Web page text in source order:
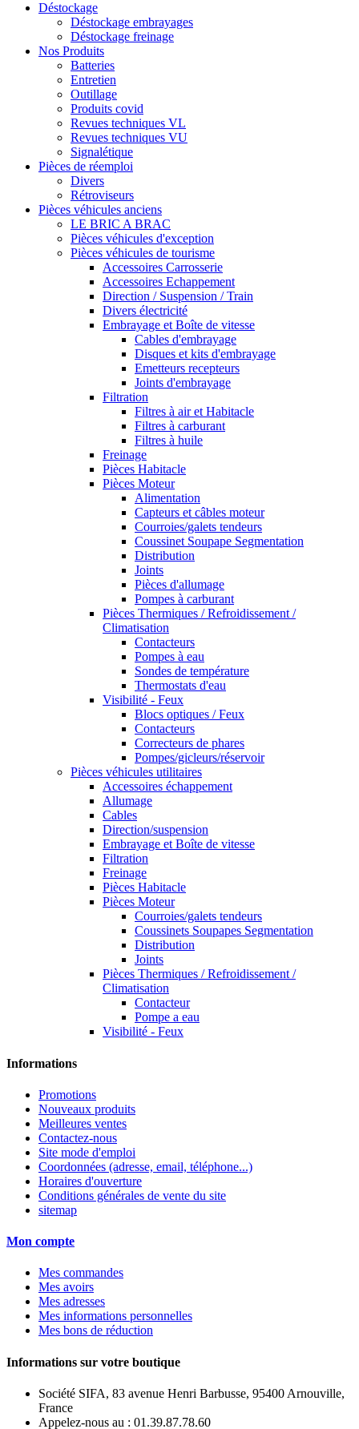
Déstockage
Déstockage embrayages
Déstockage freinage
Nos Produits
Batteries
Entretien
Outillage
Produits covid
Revues techniques VL
Revues techniques VU
Signalétique
Pièces de réemploi
Divers
Rétroviseurs
Pièces véhicules anciens
LE BRIC A BRAC
Pièces véhicules d'exception
Pièces véhicules de tourisme
Accessoires Carrosserie
Accessoires Echappement
Direction / Suspension / Train
Divers électricité
Embrayage et Boîte de vitesse
Cables d'embrayage
Disques et kits d'embrayage
Emetteurs recepteurs
Joints d'embrayage
Filtration
Filtres à air et Habitacle
Filtres à carburant
Filtres à huile
Freinage
Pièces Habitacle
Pièces Moteur
Alimentation
Capteurs et câbles moteur
Courroies/galets tendeurs
Coussinet Soupape Segmentation
Distribution
Joints
Pièces d'allumage
Pompes à carburant
Pièces Thermiques / Refroidissement /
Climatisation
Contacteurs
Pompes à eau
Sondes de température
Thermostats d'eau
Visibilité - Feux
Blocs optiques / Feux
Contacteurs
Correcteurs de phares
Pompes/gicleurs/réservoir
Pièces véhicules utilitaires
Accessoires échappement
Allumage
Cables
Direction/suspension
Embrayage et Boîte de vitesse
Filtration
Freinage
Pièces Habitacle
Pièces Moteur
Courroies/galets tendeurs
Coussinets Soupapes Segmentation
Distribution
Joints
Pièces Thermiques / Refroidissement /
Climatisation
Contacteur
Pompe a eau
Visibilité - Feux
Informations
Promotions
Nouveaux produits
Meilleures ventes
Contactez-nous
Site mode d'emploi
Coordonnées (adresse, email, téléphone...)
Horaires d'ouverture
Conditions générales de vente du site
sitemap
Mon compte
Mes commandes
Mes avoirs
Mes adresses
Mes informations personnelles
Mes bons de réduction
Informations sur votre boutique
Société SIFA, 83 avenue Henri Barbusse, 95400 Arnouville,
France
Appelez-nous au : 01.39.87.78.60